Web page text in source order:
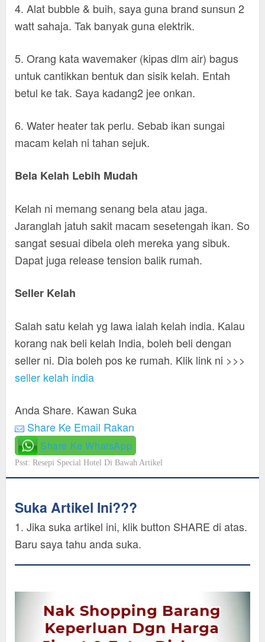
4. Alat bubble & buih, saya guna brand sunsun 2
watt sahaja. Tak banyak guna elektrik.
5. Orang kata wavemaker (kipas dlm air) bagus
untuk cantikkan bentuk dan sisik kelah. Entah
betul ke tak. Saya kadang2 jee onkan.
6. Water heater tak perlu. Sebab ikan sungai
macam kelah ni tahan sejuk.
Bela Kelah Lebih Mudah
Kelah ni memang senang bela atau jaga.
Jaranglah jatuh sakit macam sesetengah ikan. So
sangat sesuai dibela oleh mereka yang sibuk.
Dapat juga release tension balik rumah.
Seller Kelah
Salah satu kelah yg lawa ialah kelah india. Kalau
korang nak beli kelah India, boleh beli dengan
seller ni. Dia boleh pos ke rumah. Klik link ni >>>
seller kelah india
Anda Share. Kawan Suka
Share Ke Email Rakan
Share Ke WhatsApp
Psst: Resepi Special Hotel Di Bawah Artikel
Suka Artikel Ini???
1. Jika suka artikel ini, klik button SHARE di atas.
Baru saya tahu anda suka.